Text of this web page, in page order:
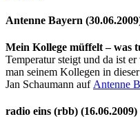
Antenne Bayern
Mein Kollege müffelt – was
Temperatur steigt und da ist
man seinem Kollegen in
Jan Schaumann auf Antenne
radio eins (rbb) (16.06.2009)